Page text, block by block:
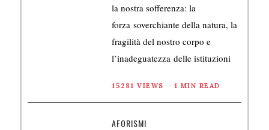
la nostra sofferenza: la
forza soverchiante della natura, la
fragilità del nostro corpo e
l’inadeguatezza delle istituzioni
15281 VIEWS 1 MIN READ
AFORISMI